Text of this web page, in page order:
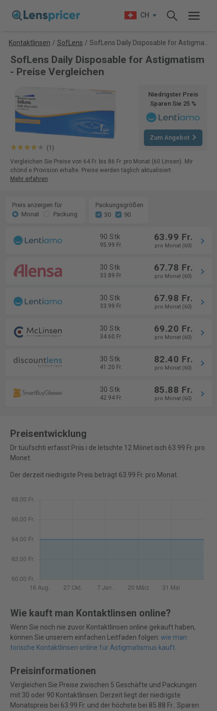
CH
Kontaktlinsen / SofLens / SofLens Daily Disposable for Astigmatism
SofLens Daily Disposable for Astigmatism
- Preise Vergleichen
(1)
Niedrigster Preis
Sparen Sie 25 %
Zum Angebot
Vergleichen Sie Preise von 64 Fr. bis 86 Fr. pro Monat (60 Linsen). Mir
chönd e Provision erhalte. Preise werden täglich aktualisiert.
Mehr erfahren.
Preis anzeigen für
Monat
Packung
Packungsgrößen
30
90
90 Stk
95.99 Fr.
63.99 Fr.
pro Monat (60)
30 Stk
33.89 Fr.
67.78 Fr.
pro Monat (60)
30 Stk
33.99 Fr.
67.98 Fr.
pro Monat (60)
30 Stk
34.60 Fr.
69.20 Fr.
pro Monat (60)
30 Stk
41.20 Fr.
82.40 Fr.
pro Monat (60)
30 Stk
42.94 Fr.
85.88 Fr.
pro Monat (60)
Preisentwicklung
Dr tüüfschti erfasst Priis i de letschte 12 Mönet isch 63.99 Fr. pro
Monet.
Der derzeit niedrigste Preis beträgt 63.99 Fr. pro Monat.
Wie kauft man Kontaktlinsen online?
Wenn Sie noch nie zuvor Kontaktlinsen online gekauft haben,
können Sie unserem einfachen Leitfaden folgen: wie man
torische Kontaktlinsen online für Astigmatismus kauft.
Preisinformationen
Vergleichen Sie Preise zwischen 5 Geschäfte und Packungen
mit 30 oder 90 Kontaktlinsen. Derzeit liegt der niedrigste
Monatspreis bei 63.99 Fr. und der höchste bei 85.88 Fr.. Sparen